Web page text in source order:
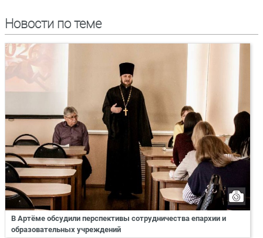
Новости по теме
В Артёме обсудили перспективы сотрудничества епархии и
образовательных учреждений